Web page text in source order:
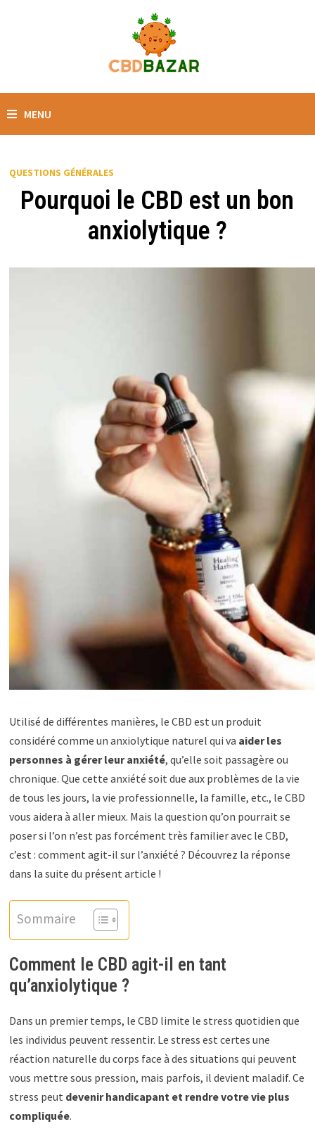
MENU
QUESTIONS GÉNÉRALES
Pourquoi le CBD est un bon
anxiolytique ?
Utilisé de différentes manières, le CBD est un produit
considéré comme un anxiolytique naturel qui va aider les
personnes à gérer leur anxiété, qu’elle soit passagère ou
chronique. Que cette anxiété soit due aux problèmes de la vie
de tous les jours, la vie professionnelle, la famille, etc., le CBD
vous aidera à aller mieux. Mais la question qu’on pourrait se
poser si l’on n’est pas forcément très familier avec le CBD,
c’est : comment agit-il sur l’anxiété ? Découvrez la réponse
dans la suite du présent article !
Sommaire
Comment le CBD agit-il en tant
qu’anxiolytique ?
Dans un premier temps, le CBD limite le stress quotidien que
les individus peuvent ressentir. Le stress est certes une
réaction naturelle du corps face à des situations qui peuvent
vous mettre sous pression, mais parfois, il devient maladif. Ce
stress peut devenir handicapant et rendre votre vie plus
compliquée.